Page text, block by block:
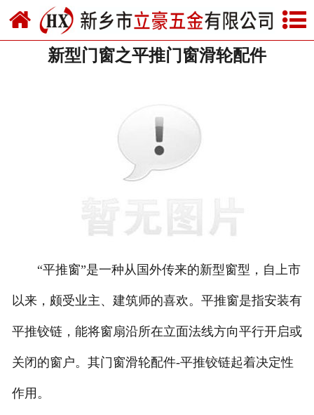
网站首页
关于我们
联系我们
新型门窗之平推门窗滑轮配件
“平推窗”是一种从国外传来的新型窗型，自上市
以来，颇受业主、建筑师的喜欢。平推窗是指安装有
平推铰链，能将窗扇沿所在立面法线方向平行开启或
关闭的窗户。其门窗滑轮配件-平推铰链起着决定性
作用。